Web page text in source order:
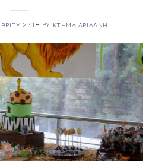
2018 BY ΚΤΉΜΑ ΑΡΙΆΔΝΗ